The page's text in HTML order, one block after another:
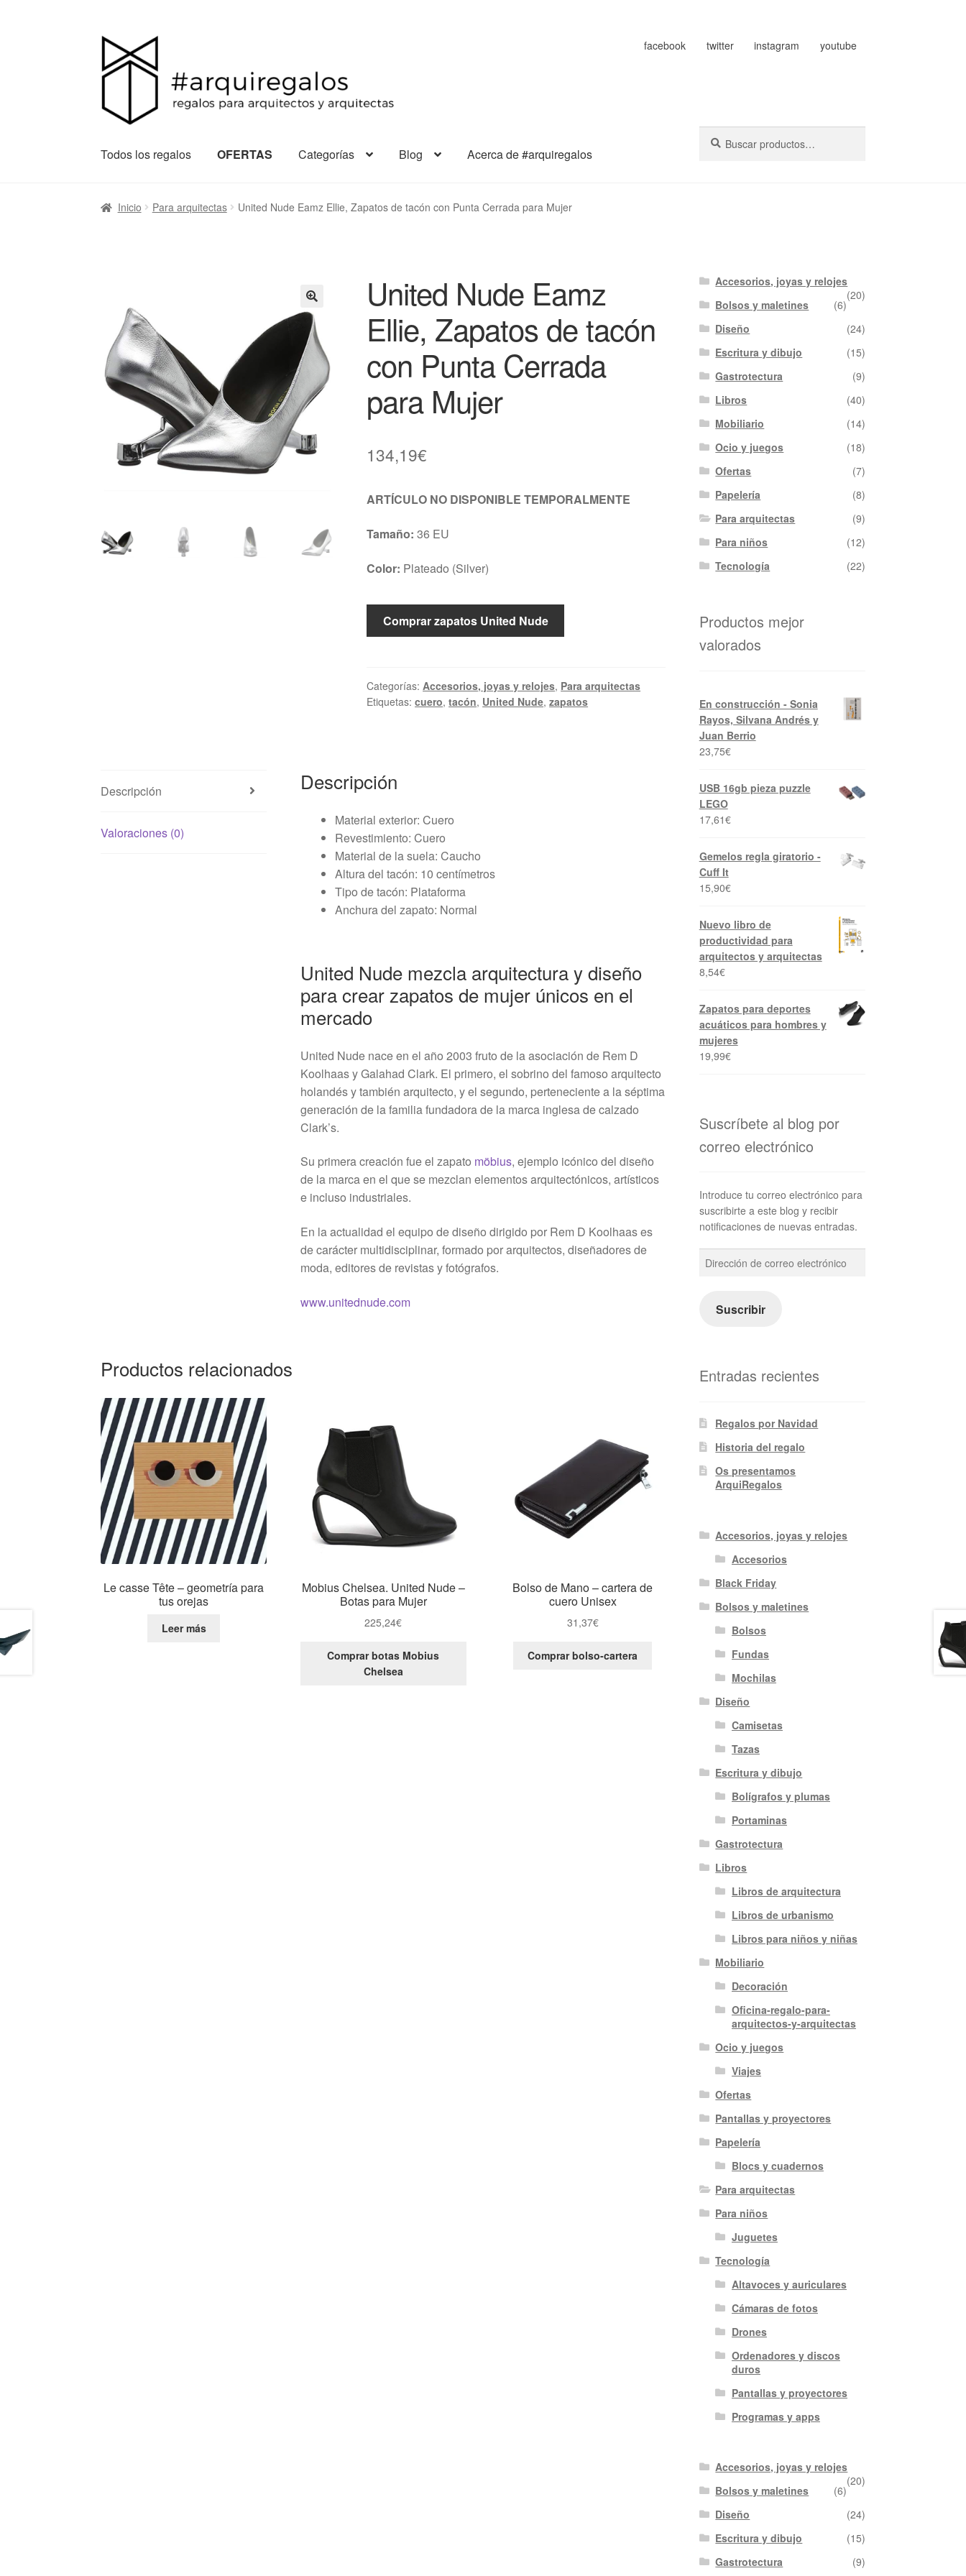
facebook twitter instagram youtube
Todos los regalos OFERTAS Categorías Blog Acerca de #arquiregalos
por:
Inicio Para arquitectas United Nude Eamz Ellie, Zapatos de tacón con Punta Cerrada para Mujer
United Nude Eamz
Ellie, Zapatos de tacón
con Punta Cerrada
para Mujer
134,19€
ARTÍCULO NO DISPONIBLE TEMPORALMENTE
Tamaño: 36 EU
Color: Plateado (Silver)
Comprar zapatos United Nude
Categorías: Accesorios, joyas y relojes, Para arquitectas
Etiquetas:cuero,tacón, United Nude,zapatos
Descripción
Valoraciones (0)
Descripción
Material exterior: Cuero
Revestimiento: Cuero
Material de la suela: Caucho
Altura del tacón: 10 centímetros
Tipo de tacón: Plataforma
Anchura del zapato: Normal
United Nude mezcla arquitectura y diseño
para crear zapatos de mujer únicos en el
mercado
United Nude nace en el año 2003 fruto de la asociación de Rem D
Koolhaas y Galahad Clark. El primero, el sobrino del famoso arquitecto
holandés y también arquitecto, y el segundo, perteneciente a la séptima
generación de la familia fundadora de la marca inglesa de calzado
Clark’s.
Su primera creación fue el zapato möbius, ejemplo icónico del diseño
de la marca en el que se mezclan elementos arquitectónicos, artísticos
e incluso industriales.
En la actualidad el equipo de diseño dirigido por Rem D Koolhaas es
de carácter multidisciplinar, formado por arquitectos, diseñadores de
moda, editores de revistas y fotógrafos.
www.unitednude.com
Productos relacionados
Le casse Tête – geometría para
tus orejas
Leer más
Mobius Chelsea. United Nude –
Botas para Mujer
225,24€
Comprar botas Mobius
Chelsea
Bolso de Mano – cartera de
cuero Unisex
31,37€
Comprar bolso-cartera
Accesorios, joyas y relojes
(20)
Bolsos y maletines
(6)
Diseño
(24)
Escritura y dibujo
(15)
Gastrotectura
(9)
Libros
(40)
Mobiliario
(14)
Ocio y juegos
(18)
Ofertas
(7)
Papelería
(8)
Para arquitectas
(9)
Para niños
(12)
Tecnología
(22)
Productos mejor
valorados
En construcción - Sonia
Rayos, Silvana Andrés y
Juan Berrio
23,75€
USB 16gb pieza puzzle
LEGO
17,61€
Gemelos regla giratorio -
Cuff It
15,90€
Nuevo libro de
productividad para
arquitectos y arquitectas
8,54€
Zapatos para deportes
acuáticos para hombres y
mujeres
19,99€
Suscríbete al blog por
correo electrónico
Introduce tu correo electrónico para
suscribirte a este blog y recibir
notificaciones de nuevas entradas.
Dirección
de
electrónico
Suscribir
Entradas recientes
Regalos por Navidad
Historia del regalo
Os presentamos
ArquiRegalos
Accesorios, joyas y relojes
Accesorios
Black Friday
Bolsos y maletines
Bolsos
Fundas
Mochilas
Diseño
Camisetas
Tazas
Escritura y dibujo
Bolígrafos y plumas
Portaminas
Gastrotectura
Libros
Libros de arquitectura
Libros de urbanismo
Libros para niños y niñas
Mobiliario
Decoración
Oficina-regalo-para-
arquitectos-y-arquitectas
Ocio y juegos
Viajes
Ofertas
Pantallas y proyectores
Papelería
Blocs y cuadernos
Para arquitectas
Para niños
Juguetes
Tecnología
Altavoces y auriculares
Cámaras de fotos
Drones
Ordenadores y discos
duros
Pantallas y proyectores
Programas y apps
Accesorios, joyas y relojes
(20)
Bolsos y maletines
(6)
Diseño
(24)
Escritura y dibujo
(15)
Gastrotectura
(9)